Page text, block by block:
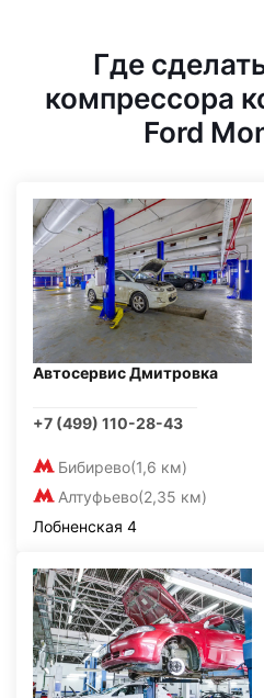
Где
компрессора
Ford
Автосервис Дмитровка
+7 (499) 110-28-43
Бибирево(1,6 км)
Алтуфьево(2,35 км)
Лобненская 4